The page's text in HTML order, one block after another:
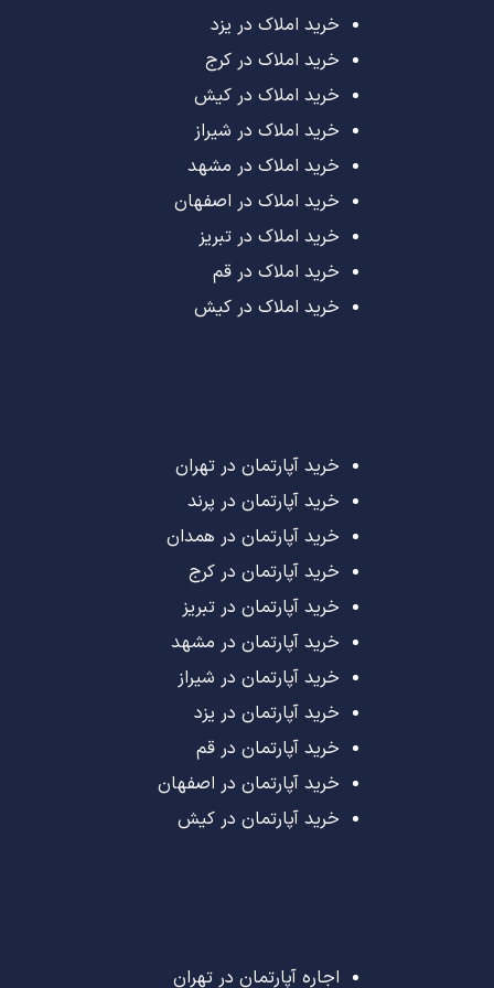
خرید املاک در یزد
خرید املاک در کرج
خرید املاک در کیش
خرید املاک در شیراز
خرید املاک در مشهد
خرید املاک در اصفهان
خرید املاک در تبریز
خرید املاک در قم
خرید املاک در کیش
خرید آپارتمان در تهران
خرید آپارتمان در پرند
خرید آپارتمان در همدان
خرید آپارتمان در کرج
خرید آپارتمان در تبریز
خرید آپارتمان در مشهد
خرید آپارتمان در شیراز
خرید آپارتمان در یزد
خرید آپارتمان در قم
خرید آپارتمان در اصفهان
خرید آپارتمان در کیش
اجاره آپارتمان در تهران